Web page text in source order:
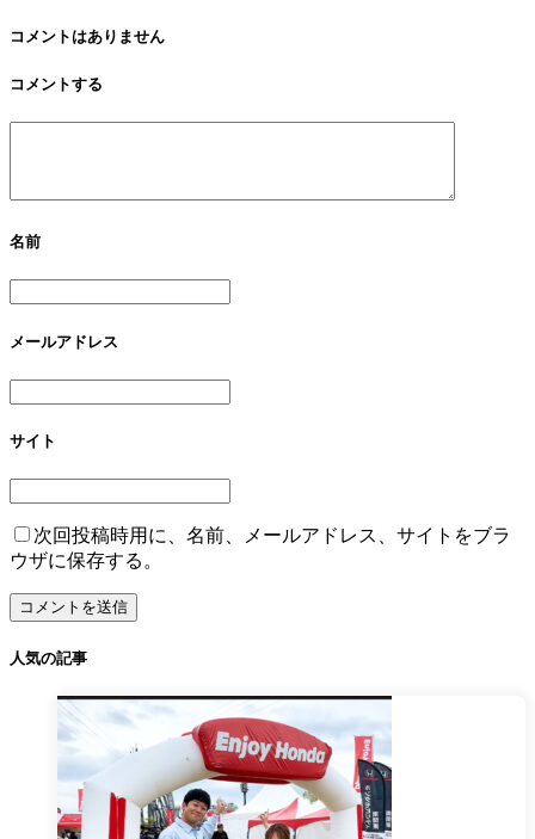
コメントはありません
コメントする
名前
メールアドレス
サイト
次回投稿時用に、名前、メールアドレス、サイトをブラ
ウザに保存する。
人気の記事